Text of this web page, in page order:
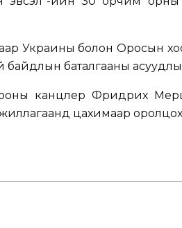
Украины болон Оросын
байдлын баталгааны
канцлер Фридрих
цахимаар